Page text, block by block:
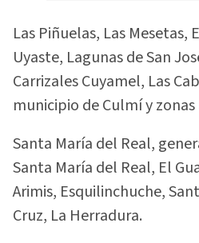
Las Piñuelas, Las Mesetas,
Uyaste, Lagunas de San
Carrizales Cuyamel, Las
municipio de Culmí y zonas
Santa María del Real,
Santa María del Real, El
Arimis, Esquilinchuche,
Cruz, La Herradura.